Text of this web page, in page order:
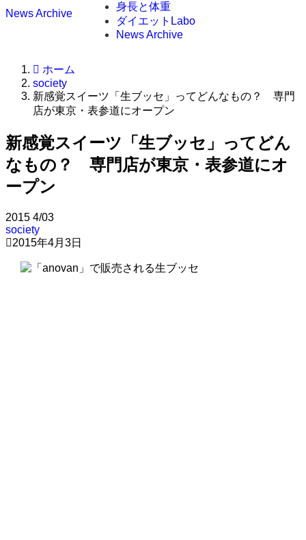
News Archive
身長と体重
ダイエットLabo
News Archive
ホーム
society
新感覚スイーツ「生ブッセ」ってどんなもの？ 専門
店が東京・表参道にオープン
新感覚スイーツ「生ブッセ」ってどん
なもの？ 専門店が東京・表参道にオ
ープン
2015 4/03
society
2015年4月3日